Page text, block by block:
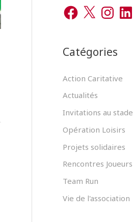
r
r
F
a
o
o
X
n
r
L
Catégories
Action Caritative
Actualités
Invitations au stade
Opération Loisirs
Projets solidaires
Rencontres Joueurs
Team Run
Vie de l'association